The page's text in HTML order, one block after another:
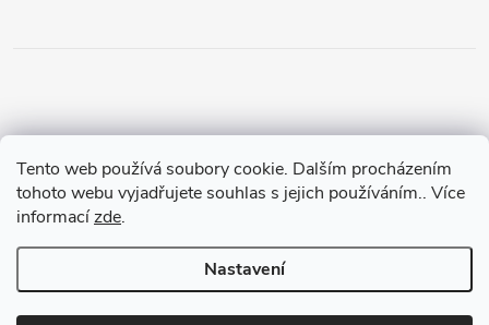
Tento web používá soubory cookie. Dalším procházením
tohoto webu vyjadřujete souhlas s jejich používáním.. Více
informacízde.
Nastavení
Vytvořil a spravuje Pohání Shoptet
Copyright 2026 Štěpánková & C. . Všechna práva vyhrazena.
Upravit
nastavení cookies